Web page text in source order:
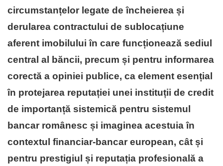
circumstanțelor legate de încheierea și
derularea contractului de sublocațiune
aferent imobilului în care funcționează sediul
central al băncii, precum și pentru informarea
corectă a opiniei publice, ca element esențial
în protejarea reputației unei instituții de credit
de importanță sistemică pentru sistemul
bancar românesc și imaginea acestuia în
contextul financiar-bancar european, cât și
pentru prestigiul și reputația profesională a